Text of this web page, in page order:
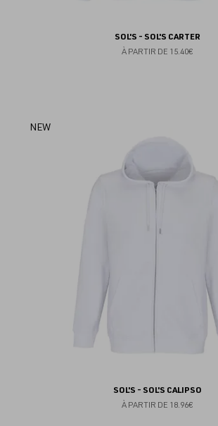
SOL'S - SOL'S CARTER
À PARTIR DE 15.40€
NEW
SOL'S - SOL'S CALIPSO
À PARTIR DE 18.96€